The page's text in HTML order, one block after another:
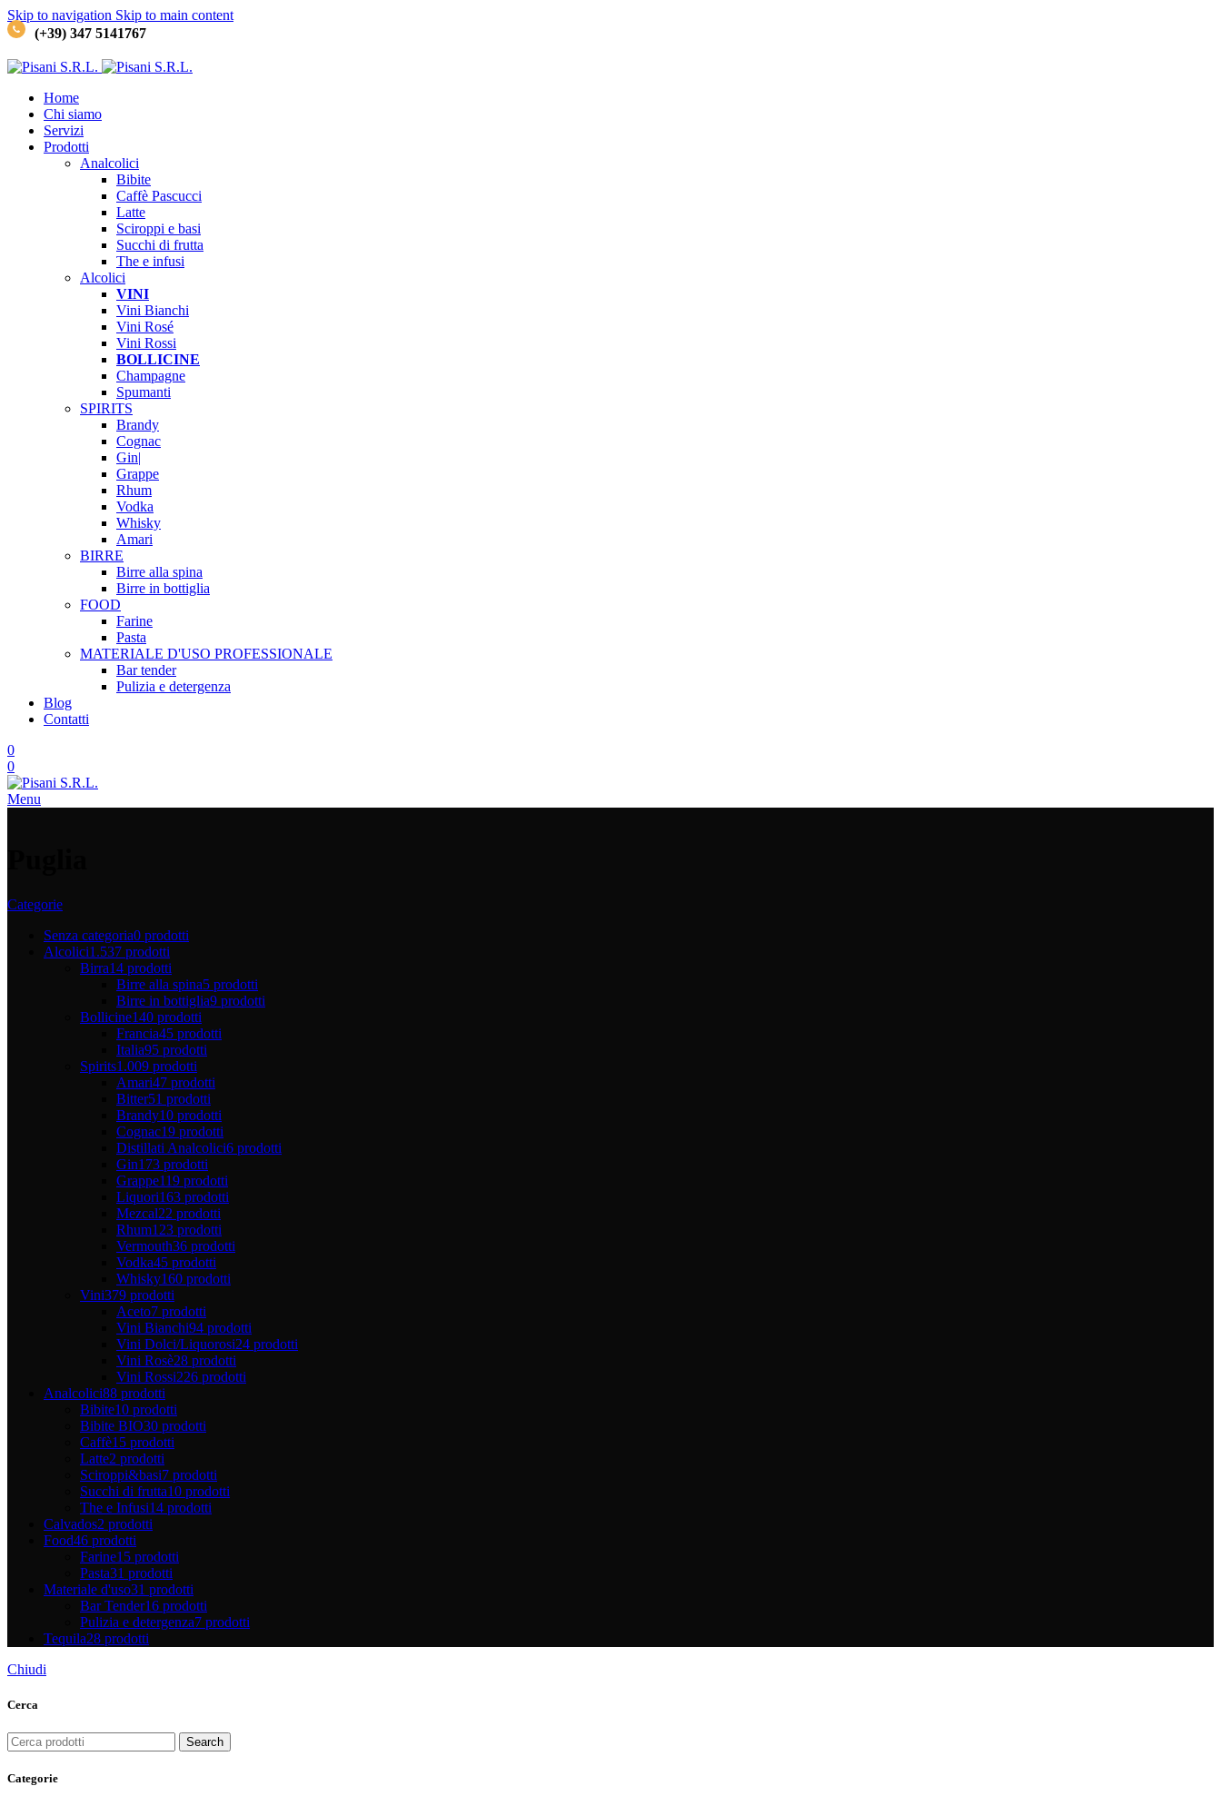
Skip to navigation Skip to main content
(+39) 347 5141767
Home
Chi siamo
Servizi
Prodotti
Analcolici
Bibite
Caffè Pascucci
Latte
Sciroppi e basi
Succhi di frutta
The e infusi
Alcolici
VINI
Vini Bianchi
Vini Rosé
Vini Rossi
BOLLICINE
Champagne
Spumanti
SPIRITS
Brandy
Cognac
Gin|
Grappe
Rhum
Vodka
Whisky
Amari
BIRRE
Birre alla spina
Birre in bottiglia
FOOD
Farine
Pasta
MATERIALE D'USO PROFESSIONALE
Bar tender
Pulizia e detergenza
Blog
Contatti
0
0
Menu
Categorie
Senza categoria0 prodotti
Alcolici1.537 prodotti
Birra14 prodotti
Birre alla spina5 prodotti
Birre in bottiglia9 prodotti
Bollicine140 prodotti
Francia45 prodotti
Italia95 prodotti
Spirits1.009 prodotti
Amari47 prodotti
Bitter51 prodotti
Brandy10 prodotti
Cognac19 prodotti
Distillati Analcolici6 prodotti
Gin173 prodotti
Grappe119 prodotti
Liquori163 prodotti
Mezcal22 prodotti
Rhum123 prodotti
Vermouth36 prodotti
Vodka45 prodotti
Whisky160 prodotti
Vini379 prodotti
Aceto7 prodotti
Vini Bianchi94 prodotti
Vini Dolci/Liquorosi24 prodotti
Vini Rosè28 prodotti
Vini Rossi226 prodotti
Analcolici88 prodotti
Bibite10 prodotti
Bibite BIO30 prodotti
Caffè15 prodotti
Latte2 prodotti
Sciroppi&basi7 prodotti
Succhi di frutta10 prodotti
The e Infusi14 prodotti
Calvados2 prodotti
Food46 prodotti
Farine15 prodotti
Pasta31 prodotti
Materiale d'uso31 prodotti
Bar Tender16 prodotti
Pulizia e detergenza7 prodotti
Tequila28 prodotti
Chiudi
Cerca
Search
Categorie